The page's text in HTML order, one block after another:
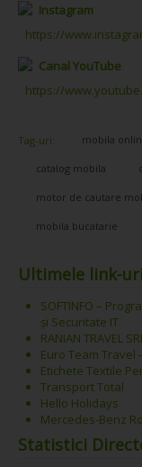
Instagram
https://
Canal YouTube
https://
Tag-uri: mobila
catalog mobila
motor de cautare
mobila bucatarie
Ultimele link-
SOFTINFO –
și Securitate IT
RANIAN TRAVEL
Euro Team
Etichete Textile
Transport Total
Hello Holidays
Mercedes-Benz
Statistici